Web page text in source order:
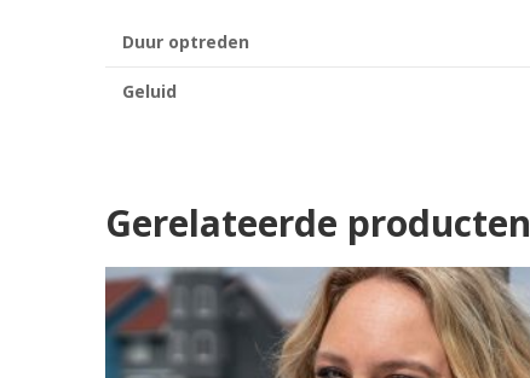
Duur optreden
Geluid
Gerelateerde producten